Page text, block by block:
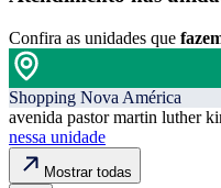
Confira as unidades que
Shopping Nova América
avenida pastor martin luther
nessa unidade
Mostrar todas